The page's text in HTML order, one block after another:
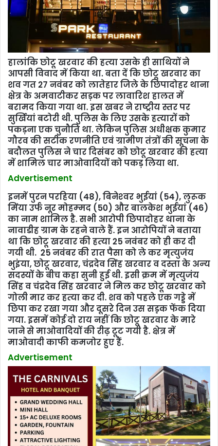
हालां‍कि छोटू खरवार की हत्‍या उसके ही साथियों ने
आपसी विवाद में किया था. बता दें कि छोटू खरवार का
शव गत 27 नवंबर को लातेहार जिले के छिपादोहर थाना
क्षेत्र के अमवाटीकर सड़क पर लावारिश हालत में
बरामद किया गया था. इस खबर ने राष्‍ट्रीय स्‍तर पर
सुर्खियां बटोरी थी. पुलिस के लिए उसके हत्‍यारों को
पकड़ना एक चुनौति था. लेकिन पुलिस अधीक्षक कुमार
गौरव की स‍टीक रणनीति एवं ग्रामीण तंत्रों की सूचना के
बदौलत पुलिस ने चार दिसंबर को छोटू खरवार की हत्‍या
में शामिल चार माओवादियों को पकड़ लिया था.
Advertisement
इनमें पुरन परहिया (48), बिनेश्‍वर भुईयां (54), लुरूक
मिंया उर्फ नूर मोहम्‍मद (50) और बालकेश भुईयां (46)
का नाम शामिल है. सभी आरोपी छिपादोहर थाना के
नावाडीह ग्राम के रहने वाले हैं. इन आरोपियों ने बताया
था कि छोटू खरवार की हत्‍या 25 नवंबर को ही कर दी
गयी थी. 25 नवंबर की रात पैसा को ले कर मृत्‍युजंय
भुइंया, छोटू खरवार, चंद्रदेव सिंह खरवार व दस्‍ता के अन्‍य
सदस्‍यों के बीच कहा सुनी हुई थी. इसी क्रम में मृत्‍युजंय
सिंह व चंद्रदेव सिंह खरवार ने मिल कर छोटू खरवार को
गोली मार कर हत्‍या कर दी. शव को पहले एक गड्डे में
छिपा कर रखा गया और दूसरे दिन उस सड़़क फेंक दिया
गया. इसमें कोई दो राय नहीं कि छोटू खरवार के मारे
जाने से माओवादियों की रीढ़ टूट गयी है. क्षेत्र में
माओवादी काफी कमजोर हुए हैं.
Advertisement